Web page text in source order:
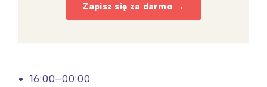
Zapisz się za darmo →
16:00–00:00